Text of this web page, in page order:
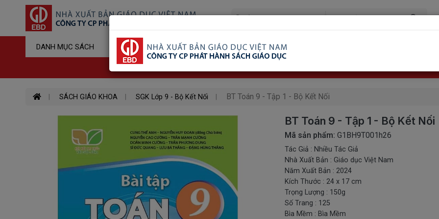
DANH MỤC SÁCH Sản Phẩm Đã Xem Ship COD Trên Toàn Quốc
SÁCH GIÁO KHOA SGK Lớp 9 - Bộ Kết Nối BT Toán 9 - Tập 1 - Bộ Kết Nối
BT Toán 9 - Tập 1 - Bộ Kết Nối
Mã sản phẩm: G1BH9T001h26
Tác Giả : Nhiều Tác Giả
Nhà Xuất Bản : Giáo dục Việt Nam
Năm Xuất Bản : 2024
Kích Thước : 24 x 17 cm
Trọng Lượng : 150g
Số Trang : 125
Bìa Mềm : Bìa Mềm